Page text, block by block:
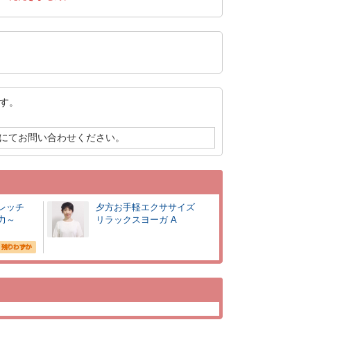
。
てお問い合わせください。
ッチ
～
夕方お手軽エクササイズ
リラックスヨーガ A